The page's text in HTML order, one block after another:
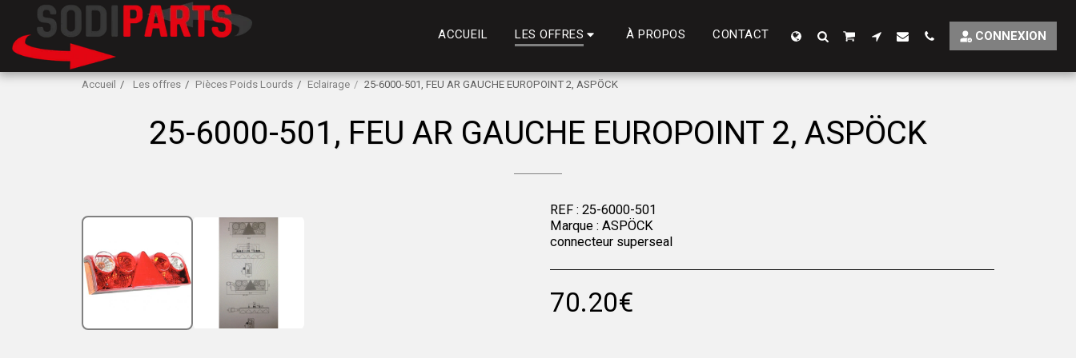
ACCUEIL LES OFFRES À PROPOS CONTACT CONNEXION
Accueil Les offres Pièces Poids Lourds Eclairage 25-6000-501, FEU AR GAUCHE EUROPOINT 2, ASPÖCK
25-6000-501, FEU AR GAUCHE EUROPOINT 2, ASPÖCK
PRIX HT
REF : 25-6000-501
Marque : ASPÖCK
connecteur superseal
70.20€